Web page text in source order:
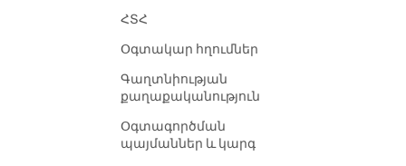
ՀՏՀ
Օգտակար հղումներ
Գաղտնիության
քաղաքականություն
Օգտագործման
պայմաններ և կարգ